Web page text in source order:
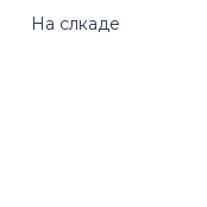
На слкаде